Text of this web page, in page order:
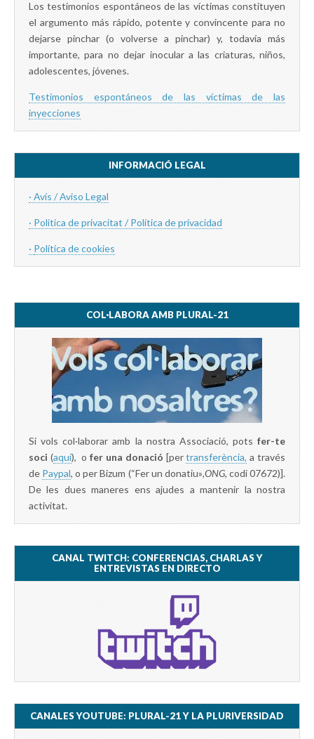
Los testimonios espontáneos de las víctimas constituyen
el argumento más rápido, potente y convincente para no
dejarse pinchar (o volverse a pinchar) y, todavía más
importante, para no dejar inocular a las criaturas, niños,
adolescentes, jóvenes.
Testimonios espontáneos de las víctimas de las
inyecciones
INFORMACIÓ LEGAL
· Avís / Aviso Legal
· Politica de privacitat / Política de privacidad
· Política de cookies
COL·LABORA AMB PLURAL-21
Si vols col·laborar amb la nostra Associació, pots fer-te
soci (aquí), ofer una donació [pertransferència, a través
de Paypal, o per Bizum (“Fer un donatiu»,ONG, codi 07672)].
De les dues maneres ens ajudes a mantenir la nostra
activitat.
CANAL TWITCH: CONFERENCIAS, CHARLAS Y
ENTREVISTAS EN DIRECTO
CANALES YOUTUBE: PLURAL-21 Y LA PLURIVERSIDAD